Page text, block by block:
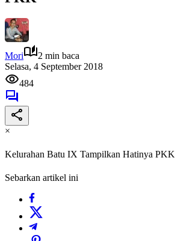
Mori
2 min baca
Selasa, 4 September 2018
484
×
Kelurahan Batu IX Tampilkan Hatinya PKK
Sebarkan artikel ini